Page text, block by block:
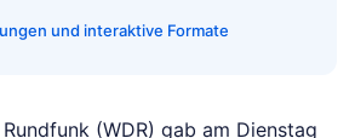
und interaktive Formate
(WDR) gab am Dienstag